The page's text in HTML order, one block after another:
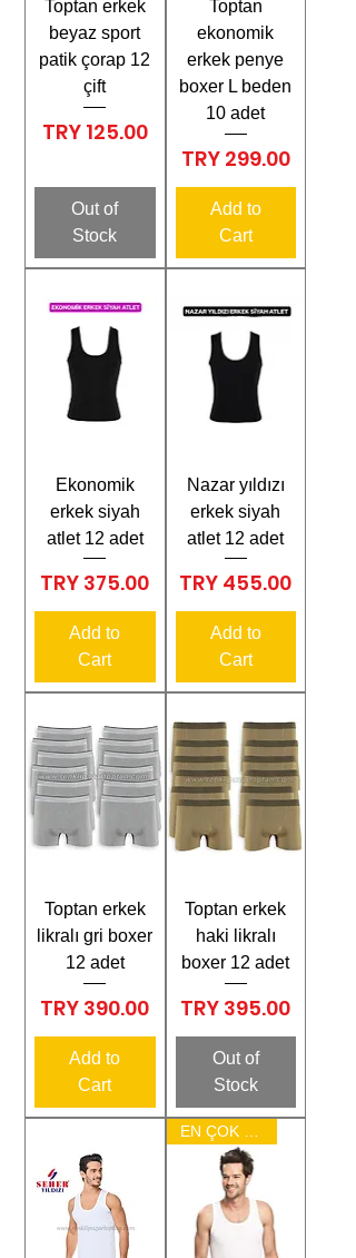
Toptan erkek
beyaz sport
patik çorap 12
çift
Price
TRY 125.00
Out of
Stock
Toptan
ekonomik
erkek penye
boxer L beden
10 adet
Price
TRY 299.00
Add to
Cart
Ekonomik
erkek siyah
atlet 12 adet
Price
TRY 375.00
Add to
Cart
Nazar yıldızı
erkek siyah
atlet 12 adet
Price
TRY 455.00
Add to
Cart
Toptan erkek
likralı gri boxer
12 adet
Price
TRY 390.00
Add to
Cart
Toptan erkek
haki likralı
boxer 12 adet
Price
TRY 395.00
Out of
Stock
EN ÇOK SATAN